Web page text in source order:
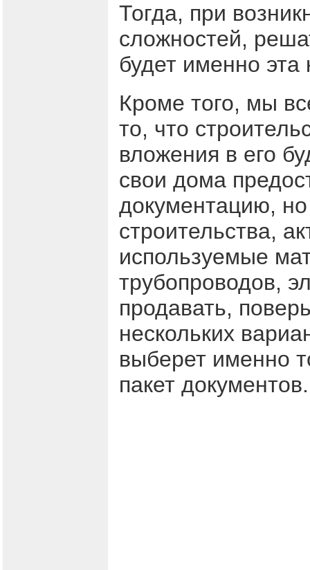
Тогда, при
сложностей,
будет именно эта
Кроме того, мы
то, что
вложения в его
свои дома
документацию,
строительства,
используемые
трубопроводов,
продавать,
нескольких
выберет именно
пакет документов.